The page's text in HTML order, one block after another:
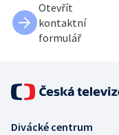
Otevřít
kontaktní
formulář
Divácké centrum